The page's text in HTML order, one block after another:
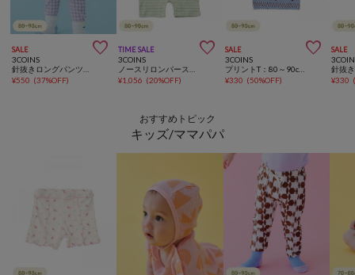
SALE 
3COINS
¥550 (37%OFF)
TIME SALE 
3COINS
¥1,056 (20%OFF)
SALE 
3COINS
プリントT：80～90cm
¥330 (50%OFF)
SALE
¥330
おすすめトピック
キッズ/ママパパ